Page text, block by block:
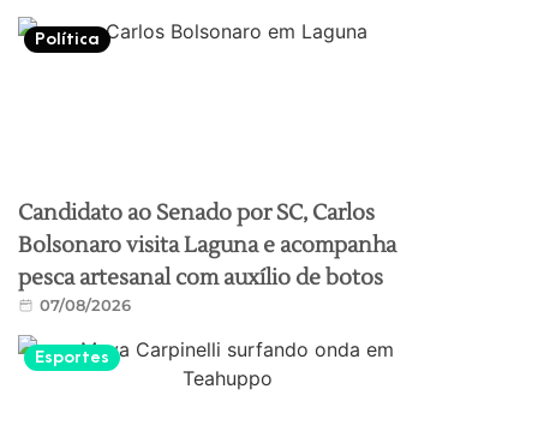
Política
Candidato ao Senado por SC, Carlos
Bolsonaro visita Laguna e acompanha
pesca artesanal com auxílio de botos
07/08/2026
Esportes